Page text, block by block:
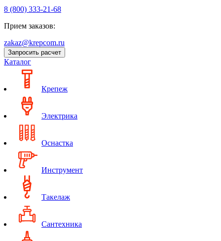
8 (800) 333‑21-68
Прием заказов:
zakaz@krepcom.ru
Запросить расчет
Каталог
Крепеж
Электрика
Оснастка
Инструмент
Такелаж
Сантехника